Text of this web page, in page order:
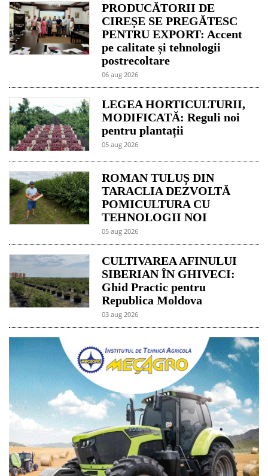
PRODUCĂTORII DE
CIREȘE SE PREGĂTESC
PENTRU EXPORT: Accent
pe calitate și tehnologii
postrecoltare
06 aug 2026
LEGEA HORTICULTURII,
MODIFICATĂ: Reguli noi
pentru plantații
05 aug 2026
ROMAN TULUȘ DIN
TARACLIA DEZVOLTĂ
POMICULTURA CU
TEHNOLOGII NOI
05 aug 2026
CULTIVAREA AFINULUI
SIBERIAN ÎN GHIVECI:
Ghid Practic pentru
Republica Moldova
03 aug 2026